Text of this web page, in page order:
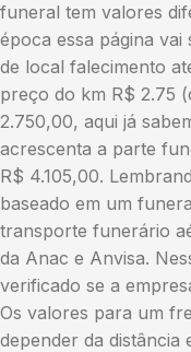
funeral tem valores
época essa página vai
de local falecimento
preço do km R$ 2.75
2.750,00, aqui já
acrescenta a parte
R$ 4.105,00.
baseado em um
transporte funerário
da Anac e Anvisa.
verificado se a
Os valores para um
depender da distância